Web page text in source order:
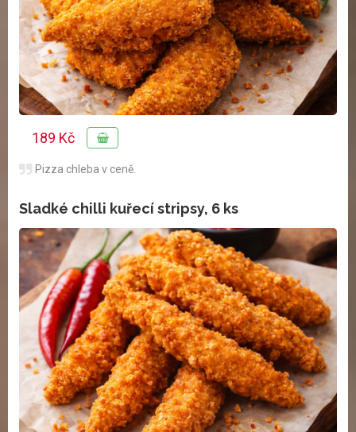
189 Kč
Pizza chleba v ceně.
Sladké chilli kuřecí stripsy, 6 ks